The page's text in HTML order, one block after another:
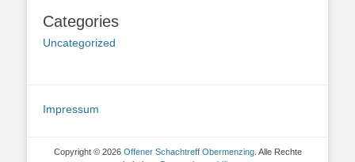
Categories
Uncategorized
Impressum
Copyright © 2026 Offener Schachtreff Obermenzing. Alle Rechte